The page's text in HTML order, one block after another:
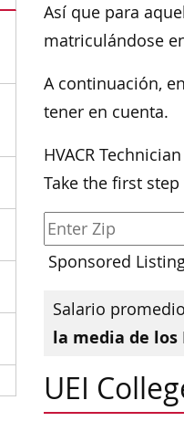
Así que para
matriculándose
A continuación,
tener en cuenta.
HVACR
Take the first
Sponsored
Salario
la media de los
UEI